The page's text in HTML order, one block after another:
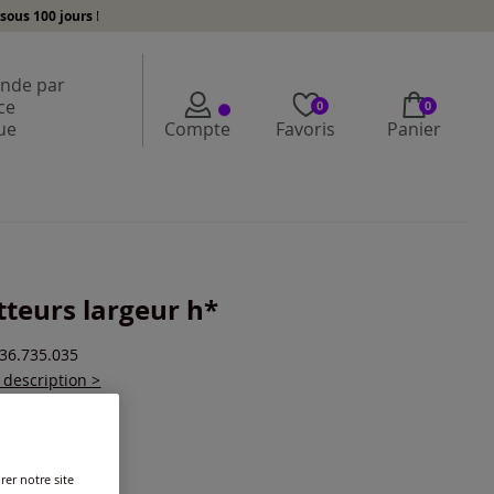
sous 100 jours !
par
Compte
0
Favoris
0
Panier
largeur h*
description >
notre site